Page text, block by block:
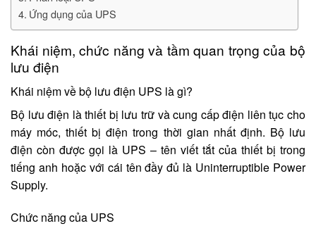
Ứng dụng của UPS
Khái niệm, chức năng và tầm quan trọng của bộ
lưu điện
Khái niệm về bộ lưu điện UPS là gì?
Bộ lưu điện là thiết bị lưu trữ và cung cấp điện liên tục cho
máy móc, thiết bị điện trong thời gian nhất định. Bộ lưu
điện còn được gọi là UPS – tên viết tắt của thiết bị trong
tiếng anh hoặc với cái tên đầy đủ là Uninterruptible Power
Supply.
Chức năng của UPS